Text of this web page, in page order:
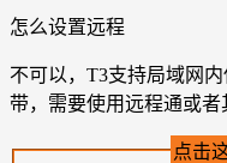
怎么设置远程
不可以，T3支持局域网
带，需要使用远程通或者
点击